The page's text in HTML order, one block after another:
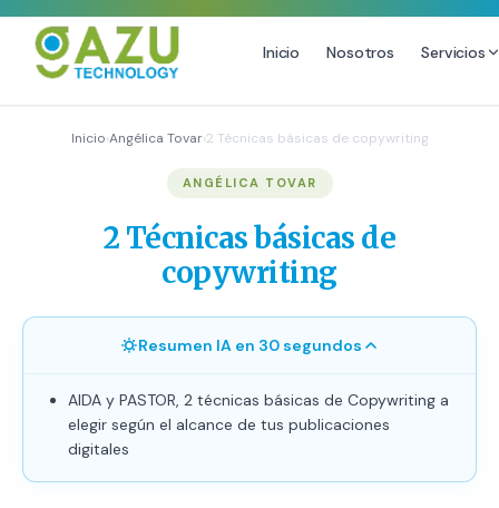
Inicio Nosotros Servicios
Estrategia de Redes Sociales
Publicidad Digital
Growth Youtube ↗
Diseño Gráfico Profesional
Inicio›Angélica Tovar›2 Técnicas básicas de copywriting
ANGÉLICA TOVAR
2 Técnicas básicas de
copywriting
Resumen IA en 30 segundos
AIDA y PASTOR, 2 técnicas básicas de Copywriting a
elegir según el alcance de tus publicaciones
digitales